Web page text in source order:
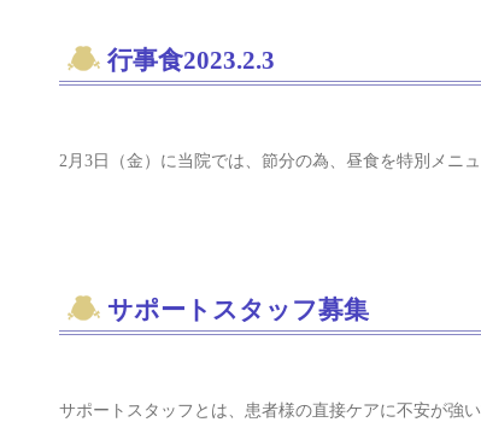
行事食2023.2.3
2月3日（金）に当院では、節分の為、昼食を特別メニ
サポートスタッフ募集
サポートスタッフとは、患者様の直接ケアに不安が強